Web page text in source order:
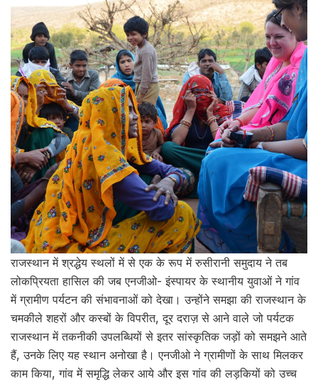
राजस्थान में श्रद्धेय स्थलों में से एक के रूप में रुसीरानी समुदाय ने तब
लोकप्रियता हासिल की जब एनजीओ- इंस्पायर के स्थानीय युवाओं ने गांव
में ग्रामीण पर्यटन की संभावनाओं को देखा। उन्होंने समझा की राजस्थान के
चमकीले शहरों और कस्बों के विपरीत, दूर दराज़ से आने वाले जो पर्यटक
राजस्थान में तकनीकी उपलब्धियों से इतर सांस्कृतिक जड़ों को समझने आते
हैं, उनके लिए यह स्थान अनोखा है। एनजीओ ने ग्रामीणों के साथ मिलकर
काम किया, गांव में समृद्धि लेकर आये और इस गांव की लड़कियों को उच्च